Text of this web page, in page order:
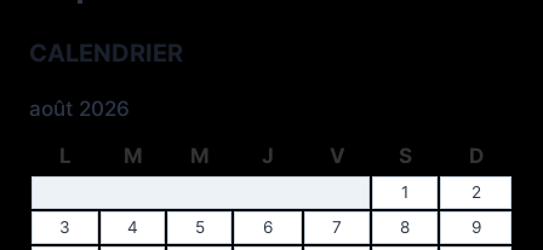
CALENDRIER
août 2026
L
M M J V S D
1
2
3
4 5 6 7 8
9